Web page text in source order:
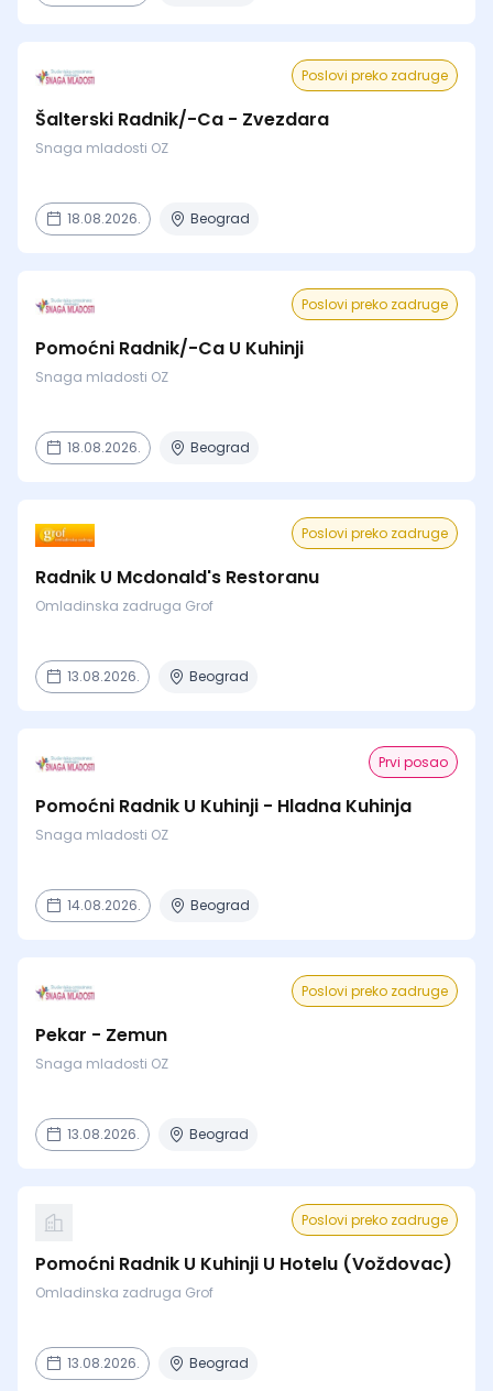
Poslovi preko zadruge
Šalterski Radnik/-Ca - Zvezdara
Snaga mladosti OZ
18.08.2026. Beograd
Poslovi preko zadruge
Pomoćni Radnik/-Ca U Kuhinji
Snaga mladosti OZ
18.08.2026. Beograd
Poslovi preko zadruge
Radnik U Mcdonald's Restoranu
Omladinska zadruga Grof
13.08.2026. Beograd
Prvi posao
Pomoćni Radnik U Kuhinji - Hladna Kuhinja
Snaga mladosti OZ
14.08.2026. Beograd
Poslovi preko zadruge
Pekar - Zemun
Snaga mladosti OZ
13.08.2026. Beograd
Poslovi preko zadruge
Pomoćni Radnik U Kuhinji U Hotelu (Voždovac)
Omladinska zadruga Grof
13.08.2026. Beograd